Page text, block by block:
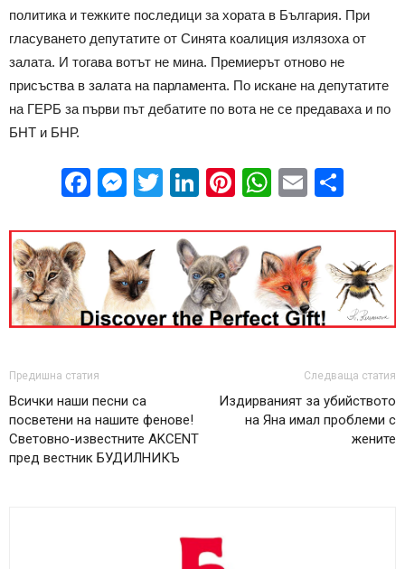
политика и тежките последици за хората в България. При
гласуването депутатите от Синята коалиция излязоха от
залата. И тогава вотът не мина. Премиерът отново не
присъства в залата на парламента. По искане на депутатите
на ГЕРБ за първи път дебатите по вота не се предаваха и по
БНТ и БНР.
Facebook
Messenger
Twitter
LinkedIn
Pinterest
WhatsApp
Email
Предишна статия
Всички наши песни са
посветени на нашите фенове!
Световно-известните AKCENT
пред вестник БУДИЛНИКЪ
Следваща статия
Издирваният за убийството
на Яна имал проблеми с
жените